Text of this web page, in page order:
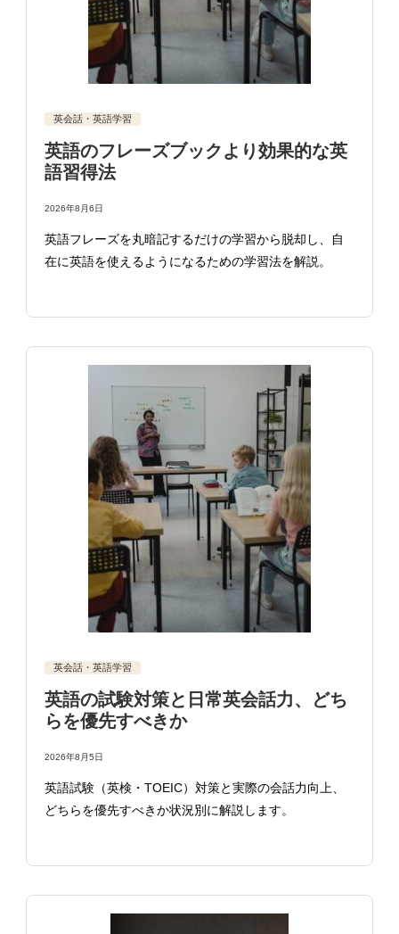
英会話・英語学習
英語のフレーズブックより効果的な英
語習得法
2026年8月6日
英語フレーズを丸暗記するだけの学習から脱却し、自
在に英語を使えるようになるための学習法を解説。
英会話・英語学習
英語の試験対策と日常英会話力、どち
らを優先すべきか
2026年8月5日
英語試験（英検・TOEIC）対策と実際の会話力向上、
どちらを優先すべきか状況別に解説します。